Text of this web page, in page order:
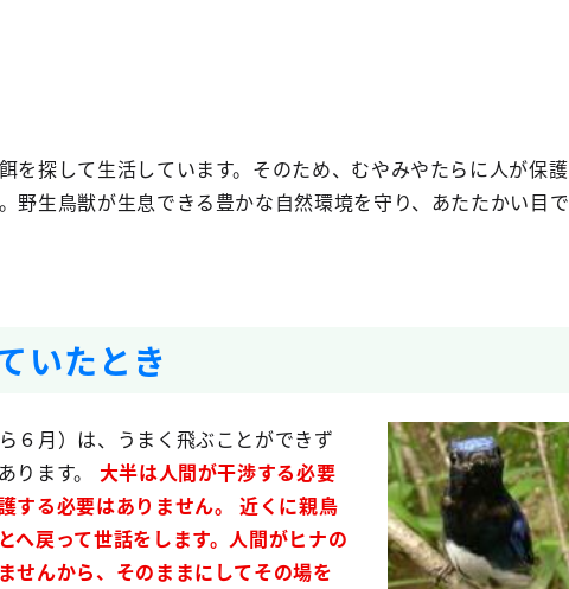
を探して生活しています。そのため、むやみやたらに人が保護
野生鳥獣が生息できる豊かな自然環境を守り、あたたかい目で
いたとき
６月）は、うまく飛ぶことができず
ます。
大半は人間が干渉する必要
する必要はありません。近くに親鳥
へ戻って世話をします。人間がヒナの
せんから、そのままにしてその場を